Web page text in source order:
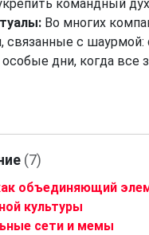
командный
Во многих
связанные с
особые дни, когда все
(7)
объединяющий
культуры
сети и мемы